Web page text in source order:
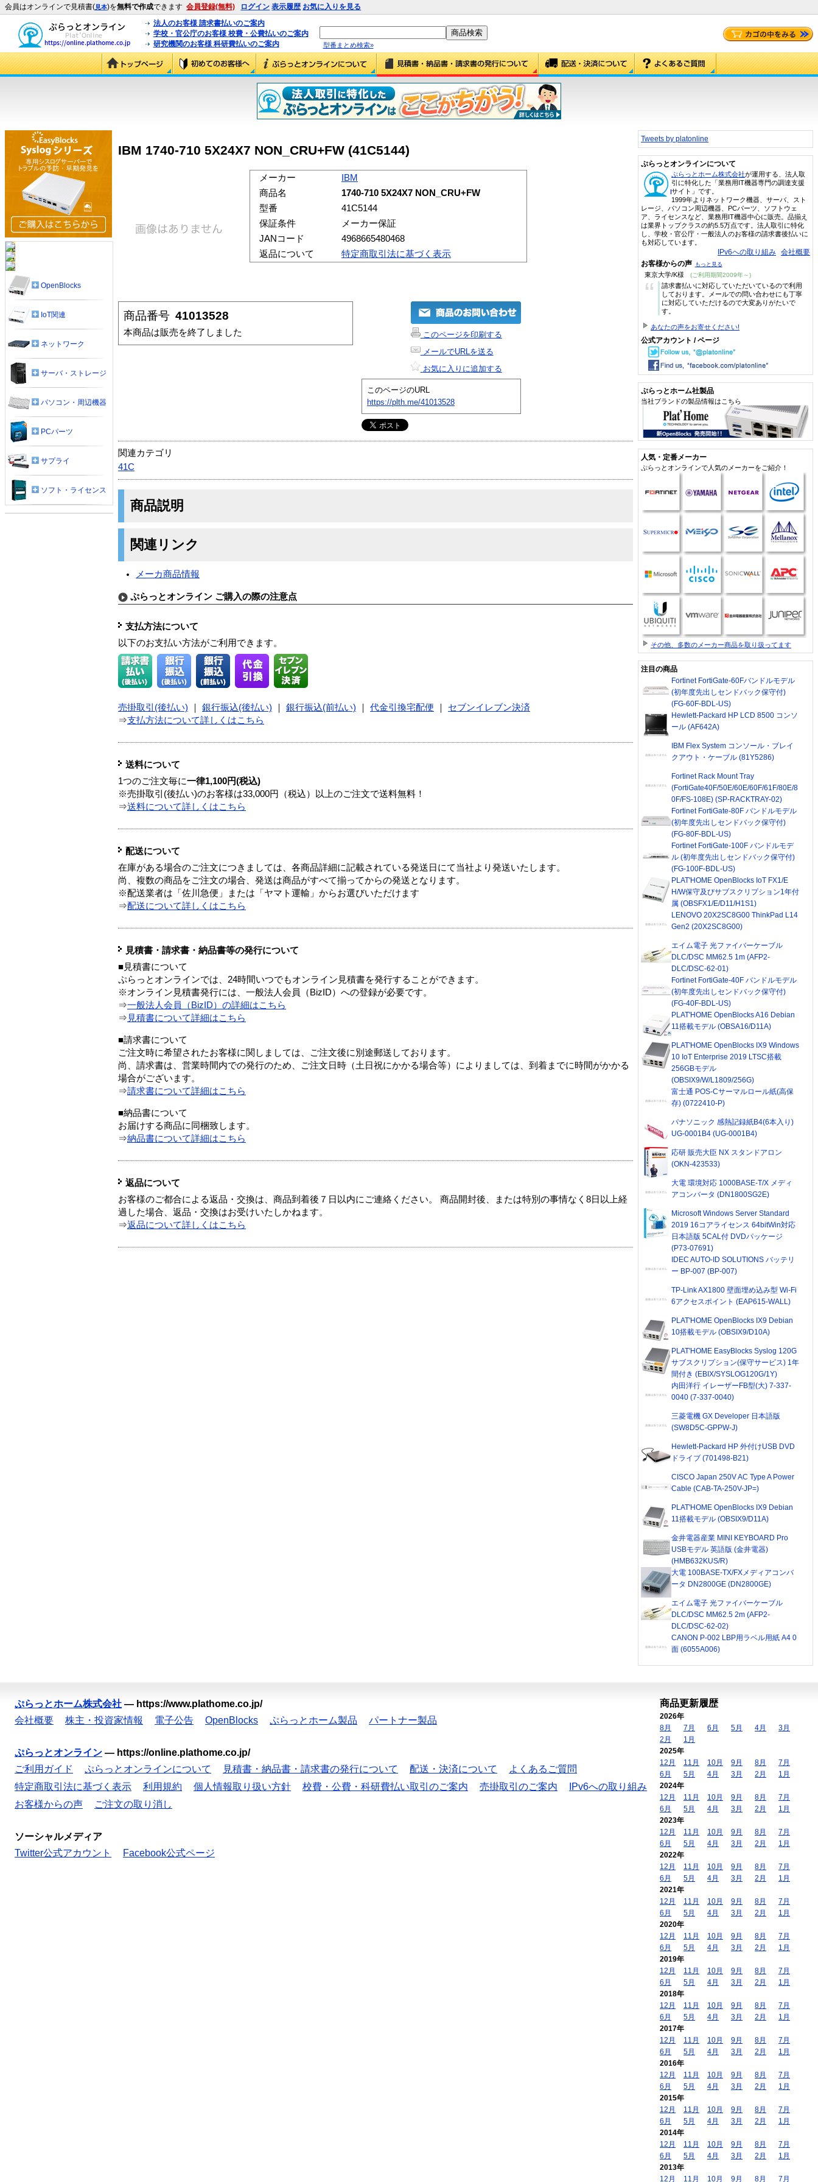
会員はオンラインで見積書(見本)を無料で作成できます 会員登録(無料) ログイン 表示履歴 お気に入りを見る
法人のお客様 請求書払いのご案内
学校・官公庁のお客様 校費・公費払いのご案内
研究機関のお客様 科研費払いのご案内
型番まとめ検索»
IBM 1740-710 5X24X7 NON_CRU+FW (41C5144)
メーカー
IBM
商品名
1740-710 5X24X7 NON_CRU+FW
型番
41C5144
保証条件
メーカー保証
JANコード
4968665480468
返品について
特定商取引法に基づく表示
商品番号 41013528
本商品は販売を終了しました
このページを印刷する
メールでURLを送る
お気に入りに追加する
このページのURL
https://plth.me/41013528
関連カテゴリ
41C
商品説明
関連リンク
メーカ商品情報
ぷらっとオンライン ご購入の際の注意点
支払方法について
以下のお支払い方法がご利用できます。
売掛取引(後払い) 銀行振込(後払い) 銀行振込(前払い) 代金引換宅配便
セブンイレブン決済
⇒支払方法について詳しくはこちら
送料について
1つのご注文毎に一律1,100円(税込)
※売掛取引(後払い)のお客様は33,000円（税込）以上のご注文で送料無料！
⇒送料について詳しくはこちら
配送について
在庫がある場合のご注文につきましては、各商品詳細に記載されている発送日にて当社より発送いたします。
尚、複数の商品をご注文の場合、発送は商品がすべて揃ってからの発送となります。
※配送業者は「佐川急便」または「ヤマト運輸」からお選びいただけます
⇒配送について詳しくはこちら
見積書・請求書・納品書等の発行について
■見積書について
ぷらっとオンラインでは、24時間いつでもオンライン見積書を発行することができます。
※オンライン見積書発行には、一般法人会員（BizID）への登録が必要です。
⇒一般法人会員（BizID）の詳細はこちら
⇒ 見積書について詳細はこちら
■請求書について
ご注文時に希望されたお客様に関しましては、ご注文後に別途郵送しております。
尚、請求書は、営業時間内での発行のため、ご注文日時（土日祝にかかる場合等）によりましては、到着までに時間がかかる
場合がございます。
⇒請求書について詳細はこちら
■納品書について
お届けする商品に同梱致します。
⇒納品書について詳細はこちら
返品について
お客様のご都合による返品・交換は、商品到着後７日以内にご連絡ください。 商品開封後、または特別の事情なく8日以上経
過した場合、返品・交換はお受けいたしかねます。
⇒返品について詳しくはこちら
OpenBlocks
IoT関連
ネットワーク
サーバ・ストレージ
パソコン・周辺機器
PCパーツ
サプライ
ソフト・ライセンス
Tweets by platonline
ぷらっとオンラインについて
ぷらっとホーム株式会社が運用する、法人取
引に特化した「業務用IT機器専門の調達支援
サイト」です。
1999年よりネットワーク機器、サーバ、スト
レージ、パソコン周辺機器、PCパーツ、ソフトウェ
ア、ライセンスなど、業務用IT機器中心に販売。品揃え
は業界トップクラスの約5.5万点です。法人取引に特化
し、学校・官公庁・一般法人のお客様の請求書後払いに
も対応しています。
IPv6への取り組み 会社概要
お客様からの声 もっと見る
東京大学/K様 (ご利用期間2009年～)
“
請求書払いに対応していただいているので利用
しております。メールでの問い合わせにも丁寧
に対応していただけるので大変ありがたいで
す。
あなたの声をお寄せください!
公式アカウント / ページ
ぷらっとホーム社製品
当社ブランドの製品情報はこちら
人気・定番メーカー
ぷらっとオンラインで人気のメーカーをご紹介！
その他、多数のメーカー商品を取り扱ってます
注目の商品
Fortinet FortiGate-60Fバンドルモデル
(初年度先出しセンドバック保守付)
(FG-60F-BDL-US)
Hewlett-Packard HP LCD 8500 コンソ
ール (AF642A)
IBM Flex System コンソール・ブレイ
クアウト・ケーブル (81Y5286)
Fortinet Rack Mount Tray
(FortiGate40F/50E/60E/60F/61F/80E/8
0F/FS-108E) (SP-RACKTRAY-02)
Fortinet FortiGate-80F バンドルモデル
(初年度先出しセンドバック保守付)
(FG-80F-BDL-US)
Fortinet FortiGate-100F バンドルモデ
ル (初年度先出しセンドバック保守付)
(FG-100F-BDL-US)
PLAT'HOME OpenBlocks IoT FX1/E
H/W保守及びサブスクリプション1年付
属 (OBSFX1/E/D11/H1S1)
LENOVO 20X2SC8G00 ThinkPad L14
Gen2 (20X2SC8G00)
エイム電子 光ファイバーケーブル
DLC/DSC MM62.5 1m (AFP2-
DLC/DSC-62-01)
Fortinet FortiGate-40F バンドルモデル
(初年度先出しセンドバック保守付)
(FG-40F-BDL-US)
PLAT'HOME OpenBlocks A16 Debian
11搭載モデル (OBSA16/D11A)
PLAT'HOME OpenBlocks IX9 Windows
10 IoT Enterprise 2019 LTSC搭載
256GBモデル
(OBSIX9/W/L1809/256G)
富士通 POS-Cサーマルロール紙(高保
存) (0722410-P)
パナソニック 感熱記録紙B4(6本入り)
UG-0001B4 (UG-0001B4)
応研 販売大臣 NX スタンドアロン
(OKN-423533)
大電 環境対応 1000BASE-T/X メディ
アコンバータ (DN1800SG2E)
Microsoft Windows Server Standard
2019 16コアライセンス 64bitWin対応
日本語版 5CAL付 DVDパッケージ
(P73-07691)
IDEC AUTO-ID SOLUTIONS バッテリ
ー BP-007 (BP-007)
TP-Link AX1800 壁面埋め込み型 Wi-Fi
6アクセスポイント (EAP615-WALL)
PLAT'HOME OpenBlocks IX9 Debian
10搭載モデル (OBSIX9/D10A)
PLAT'HOME EasyBlocks Syslog 120G
サブスクリプション(保守サービス) 1年
間付き (EBIX/SYSLOG120G/1Y)
内田洋行 イレーザーFB型(大) 7-337-
0040 (7-337-0040)
三菱電機 GX Developer 日本語版
(SW8D5C-GPPW-J)
Hewlett-Packard HP 外付けUSB DVD
ドライブ (701498-B21)
CISCO Japan 250V AC Type A Power
Cable (CAB-TA-250V-JP=)
PLAT'HOME OpenBlocks IX9 Debian
11搭載モデル (OBSIX9/D11A)
金井電器産業 MINI KEYBOARD Pro
USBモデル 英語版 (金井電器)
(HMB632KUS/R)
大電 100BASE-TX/FXメディアコンバ
ータ DN2800GE (DN2800GE)
エイム電子 光ファイバーケーブル
DLC/DSC MM62.5 2m (AFP2-
DLC/DSC-62-02)
CANON P-002 LBP用ラベル用紙 A4 0
面 (6055A006)
ぷらっとホーム株式会社 — https://www.plathome.co.jp/
会社概要
株主・投資家情報 電子公告 OpenBlocks ぷらっとホーム製品 パートナー製品
ぷらっとオンライン — https://online.plathome.co.jp/
ご利用ガイド
ぷらっとオンラインについて 見積書・納品書・請求書の発行について 配送・決済について
よくあるご質問
特定商取引法に基づく表示
利用規約 個人情報取り扱い方針 校費・公費・科研費払い取引のご案内 売掛取引のご案内
IPv6への取り組み
お客様からの声
ご注文の取り消し
ソーシャルメディア
Twitter公式アカウント
Facebook公式ページ
商品更新履歴
2026年
8月
7月 6月 5月 4月
3月
2月
1月
2025年
12月
11月 10月 9月 8月
7月
6月
5月 4月 3月 2月
1月
2024年
12月
11月 10月 9月 8月
7月
6月
5月 4月 3月 2月
1月
2023年
12月
11月 10月 9月 8月
7月
6月
5月 4月 3月 2月
1月
2022年
12月
11月 10月 9月 8月
7月
6月
5月 4月 3月 2月
1月
2021年
12月
11月 10月 9月 8月
7月
6月
5月 4月 3月 2月
1月
2020年
12月
11月 10月 9月 8月
7月
6月
5月 4月 3月 2月
1月
2019年
12月
11月 10月 9月 8月
7月
6月
5月 4月 3月 2月
1月
2018年
12月
11月 10月 9月 8月
7月
6月
5月 4月 3月 2月
1月
2017年
12月
11月 10月 9月 8月
7月
6月
5月 4月 3月 2月
1月
2016年
12月
11月 10月 9月 8月
7月
6月
5月 4月 3月 2月
1月
2015年
12月
11月 10月 9月 8月
7月
6月
5月 4月 3月 2月
1月
2014年
12月
11月 10月 9月 8月
7月
6月
5月 4月 3月 2月
1月
2013年
12月
11月 10月 9月 8月 7月